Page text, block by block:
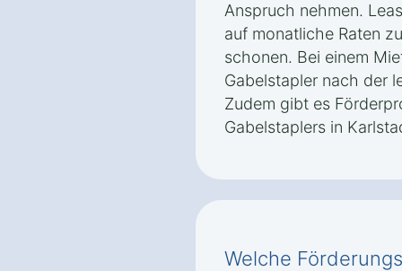
Anspruch nehmen.
auf monatliche Raten
schonen. Bei einem
Gabelstapler nach der
Zudem gibt es
Gabelstaplers in
Welche